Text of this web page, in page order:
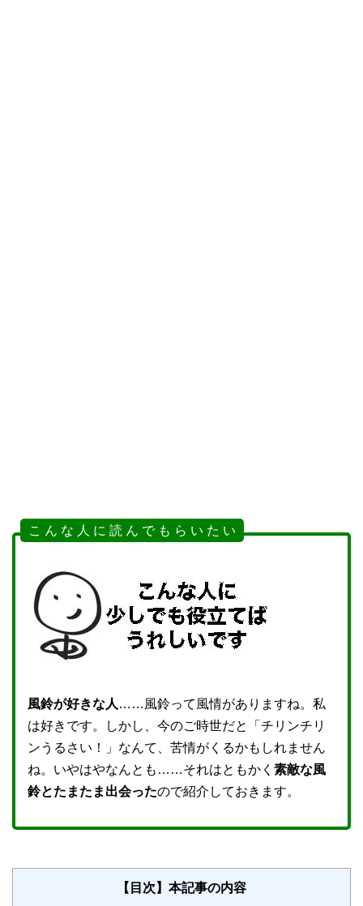
こ ん な 人 に 読 ん で も ら い た い
風鈴が好きな人 ……風鈴って風情がありますね。私
は好きです。しかし、今のご時世だと「チリンチリ
ンうるさい！」なんて、苦情がくるかもしれません
ね。いやはやなんとも……それはともかく 素敵な風
鈴とたまたま出会ったので紹介しておきます。
【目次】本記事の内容